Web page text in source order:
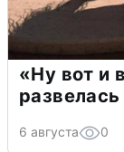
«Ну вот и
6 августа 0